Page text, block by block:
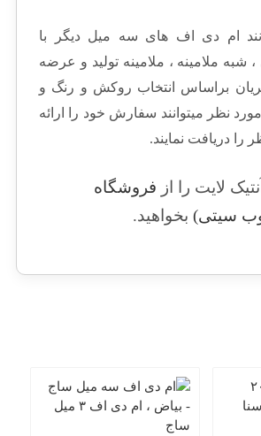
ام دی اف های سه میل دیگر با
شبه ملامینه ، ملامینه تولید و عرضه
براساس انتخاب روکش و رنگ و
نظر میتوانند سفارش خود را ارائه
را دریافت نمایند.
لایت را از فروشگاه
سیتی) بخواهید.